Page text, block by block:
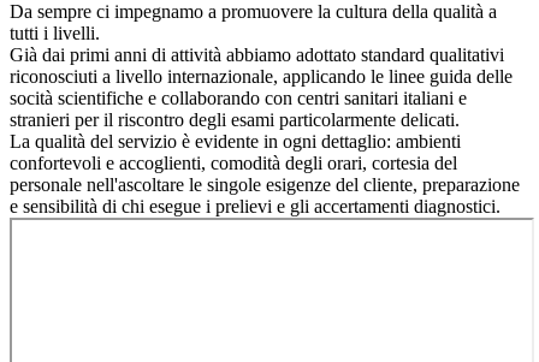
Da sempre ci impegnamo a promuovere la cultura della qualità a
tutti i livelli.
Già dai primi anni di attività abbiamo adottato standard qualitativi
riconosciuti a livello internazionale, applicando le linee guida delle
socità scientifiche e collaborando con centri sanitari italiani e
stranieri per il riscontro degli esami particolarmente delicati.
La qualità del servizio è evidente in ogni dettaglio: ambienti
confortevoli e accoglienti, comodità degli orari, cortesia del
personale nell'ascoltare le singole esigenze del cliente, preparazione
e sensibilità di chi esegue i prelievi e gli accertamenti diagnostici.